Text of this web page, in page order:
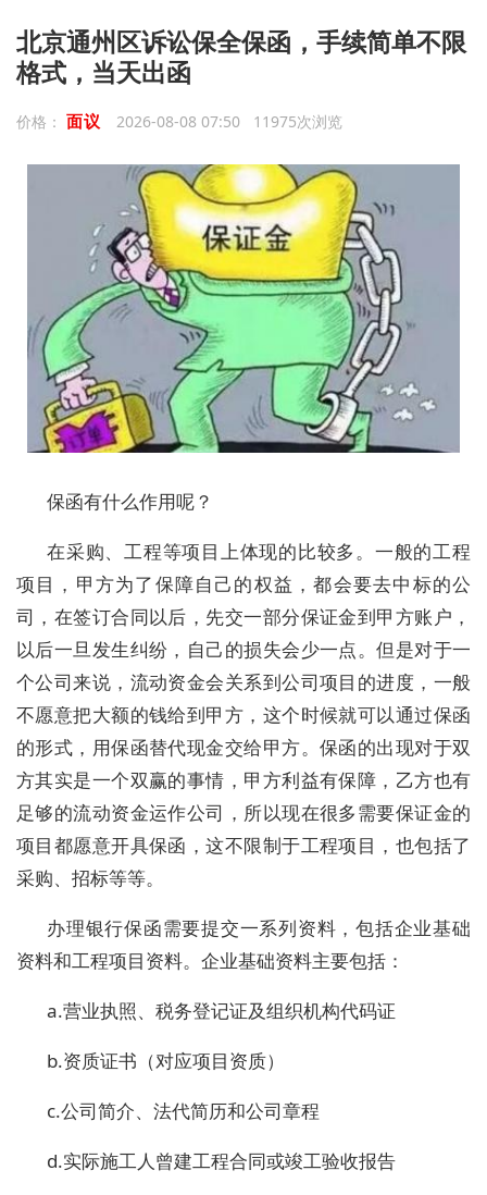
北京通州区诉讼保全保函，手续简单不限
格式，当天出函
价格： 面议 2026-08-08 07:50 11975次浏览
保函有什么作用呢？
在采购、工程等项目上体现的比较多。一般的工程
项目，甲方为了保障自己的权益，都会要去中标的公
司，在签订合同以后，先交一部分保证金到甲方账户，
以后一旦发生纠纷，自己的损失会少一点。但是对于一
个公司来说，流动资金会关系到公司项目的进度，一般
不愿意把大额的钱给到甲方，这个时候就可以通过保函
的形式，用保函替代现金交给甲方。保函的出现对于双
方其实是一个双赢的事情，甲方利益有保障，乙方也有
足够的流动资金运作公司，所以现在很多需要保证金的
项目都愿意开具保函，这不限制于工程项目，也包括了
采购、招标等等。
办理银行保函需要提交一系列资料，包括企业基础
资料和工程项目资料。企业基础资料主要包括：
a.营业执照、税务登记证及组织机构代码证
b.资质证书（对应项目资质）
c.公司简介、法代简历和公司章程
d.实际施工人曾建工程合同或竣工验收报告